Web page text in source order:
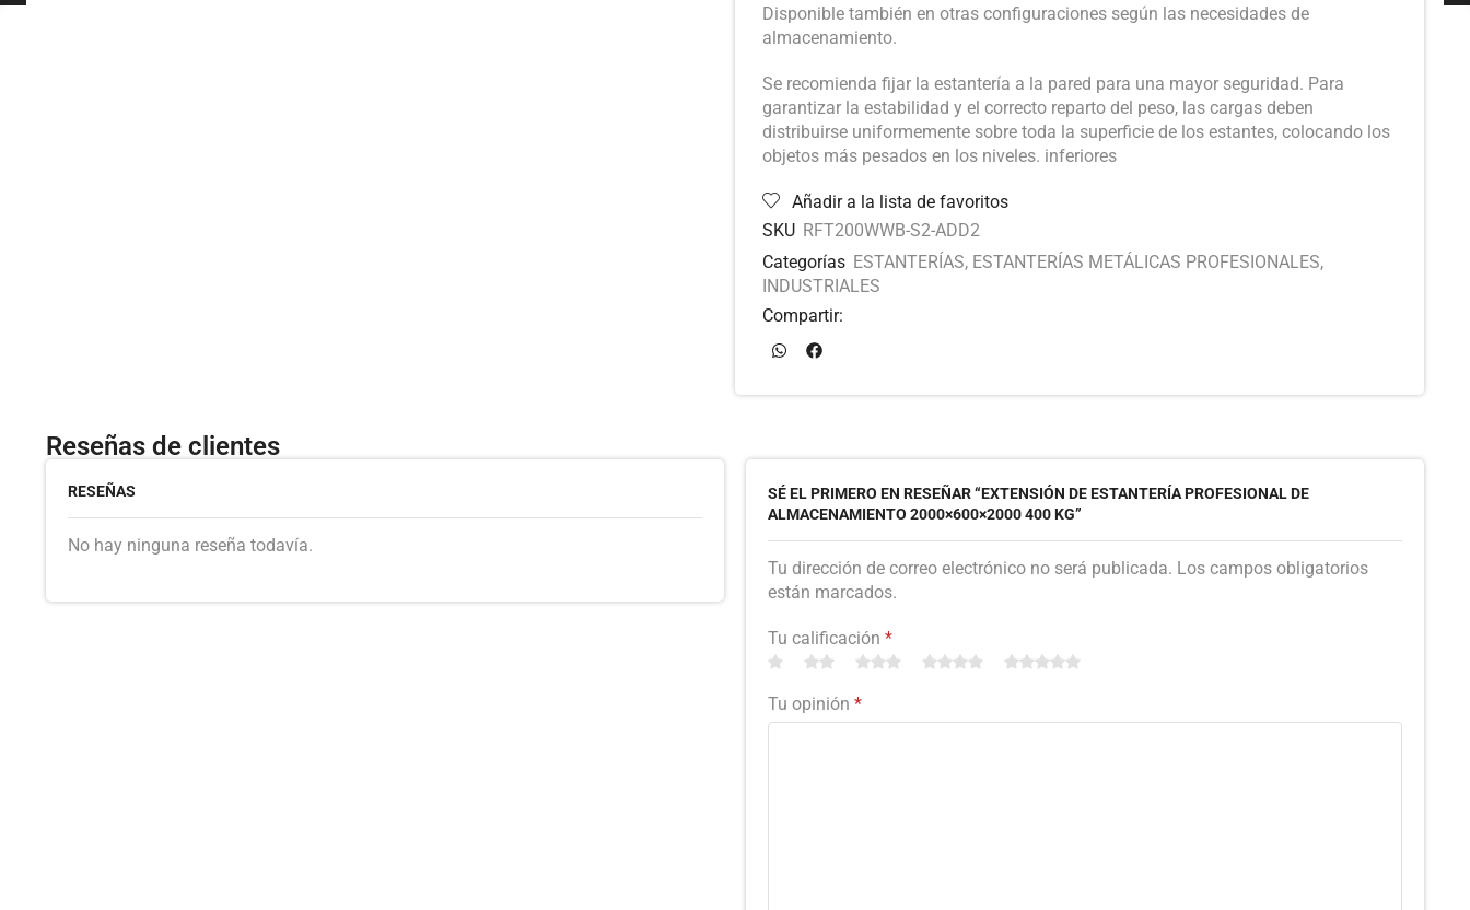
Disponible también en otras configuraciones según las necesidades de
almacenamiento.
Se recomienda fijar la estantería a la pared para una mayor seguridad. Para
garantizar la estabilidad y el correcto reparto del peso, las cargas deben
distribuirse uniformemente sobre toda la superficie de los estantes, colocando los
objetos más pesados en los niveles. inferiores
Añadir a la lista de favoritos
SKU RFT200WWB-S2-ADD2
Categorías ESTANTERÍAS, ESTANTERÍAS METÁLICAS PROFESIONALES,
INDUSTRIALES
Compartir:
Reseñas de clientes
RESEÑAS
No hay ninguna reseña todavía.
SÉ EL PRIMERO EN RESEÑAR “EXTENSIÓN DE ESTANTERÍA PROFESIONAL DE
ALMACENAMIENTO 2000×600×2000 400 KG”
Tu dirección de correo electrónico no será publicada. Los campos obligatorios
están marcados.
Tu calificación *
Tu opinión *